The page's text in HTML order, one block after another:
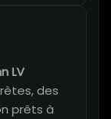
LV
des
prêts à